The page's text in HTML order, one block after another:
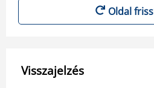
Oldal
Visszajelzés